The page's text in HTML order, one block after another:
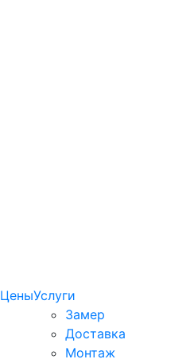
ЦеныУслуги
Замер
Доставка
Монтаж